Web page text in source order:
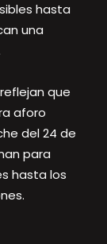
hasta
una
que
aforo
del 24 de
para
hasta los